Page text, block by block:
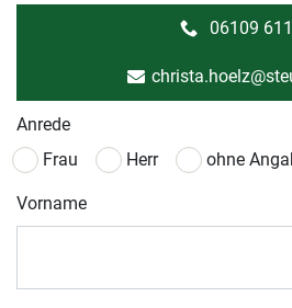
06109
Anrede
Frau
Herr ohne
Vorname